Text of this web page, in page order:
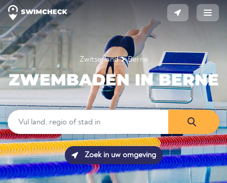
Zwitserland Berne
ZWEMBADEN IN BERNE
Zoek in uw omgeving